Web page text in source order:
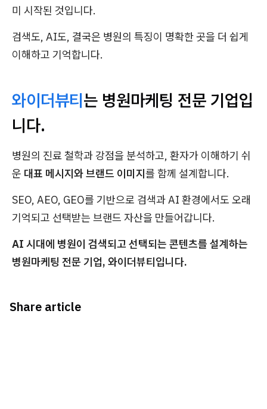
미 시작된 것입니다.
검색도, AI도, 결국은 병원의 특징이 명확한 곳을 더 쉽게
이해하고 기억합니다.
와이더뷰티는 병원마케팅 전문 기업입
니다.
병원의 진료 철학과 강점을 분석하고, 환자가 이해하기 쉬
운 대표 메시지와 브랜드 이미지를 함께 설계합니다.
SEO, AEO, GEO를 기반으로 검색과 AI 환경에서도 오래
기억되고 선택받는 브랜드 자산을 만들어갑니다.
AI 시대에 병원이 검색되고 선택되는 콘텐츠를 설계하는
병원마케팅 전문 기업, 와이더뷰티입니다.
Share article